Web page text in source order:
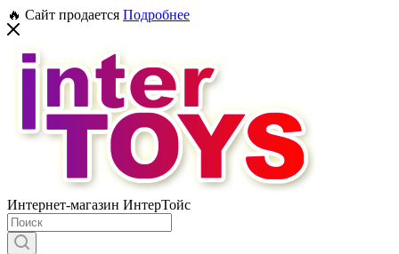
🔥 Сайт продается Подробнее
Интернет-магазин ИнтерТойс